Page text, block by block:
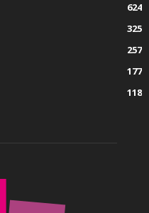
624
325
257
177
118